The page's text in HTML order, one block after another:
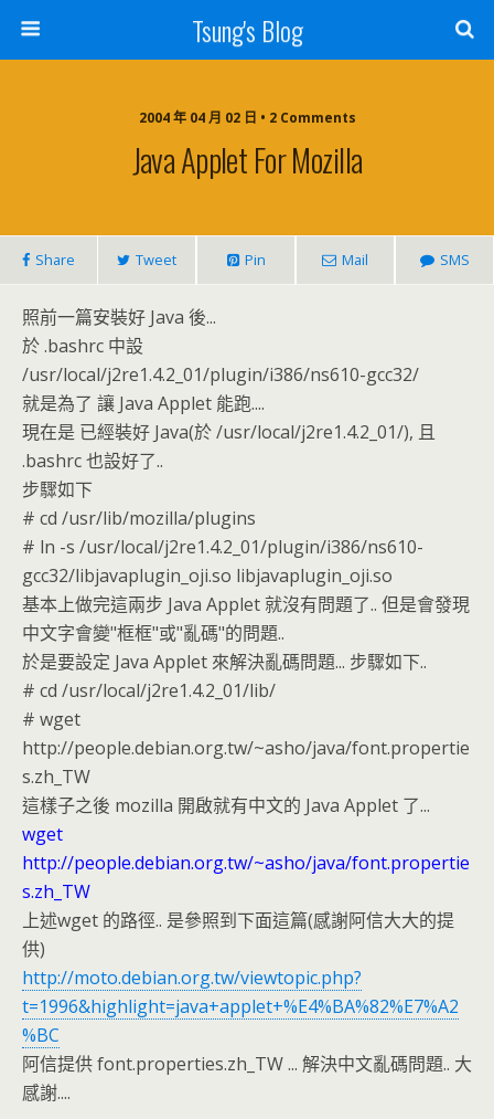
Tsung's Blog
2004 年 04 月 02 日 • 2 Comments
Java Applet For Mozilla
Share Tweet Pin Mail SMS
照前一篇安裝好 Java 後...
於 .bashrc 中設
/usr/local/j2re1.4.2_01/plugin/i386/ns610-gcc32/
就是為了 讓 Java Applet 能跑....
現在是 已經裝好 Java(於 /usr/local/j2re1.4.2_01/), 且
.bashrc 也設好了..
步驟如下
# cd /usr/lib/mozilla/plugins
# ln -s /usr/local/j2re1.4.2_01/plugin/i386/ns610-
gcc32/libjavaplugin_oji.so libjavaplugin_oji.so
基本上做完這兩步 Java Applet 就沒有問題了.. 但是會發現
中文字會變"框框"或"亂碼"的問題..
於是要設定 Java Applet 來解決亂碼問題... 步驟如下..
# cd /usr/local/j2re1.4.2_01/lib/
# wget
http://people.debian.org.tw/~asho/java/font.propertie
s.zh_TW
這樣子之後 mozilla 開啟就有中文的 Java Applet 了...
wget
http://people.debian.org.tw/~asho/java/font.propertie
s.zh_TW
上述wget 的路徑.. 是參照到下面這篇(感謝阿信大大的提
供)
http://moto.debian.org.tw/viewtopic.php?
t=1996&highlight=java+applet+%E4%BA%82%E7%A2
%BC
阿信提供 font.properties.zh_TW ... 解決中文亂碼問題.. 大
感謝....